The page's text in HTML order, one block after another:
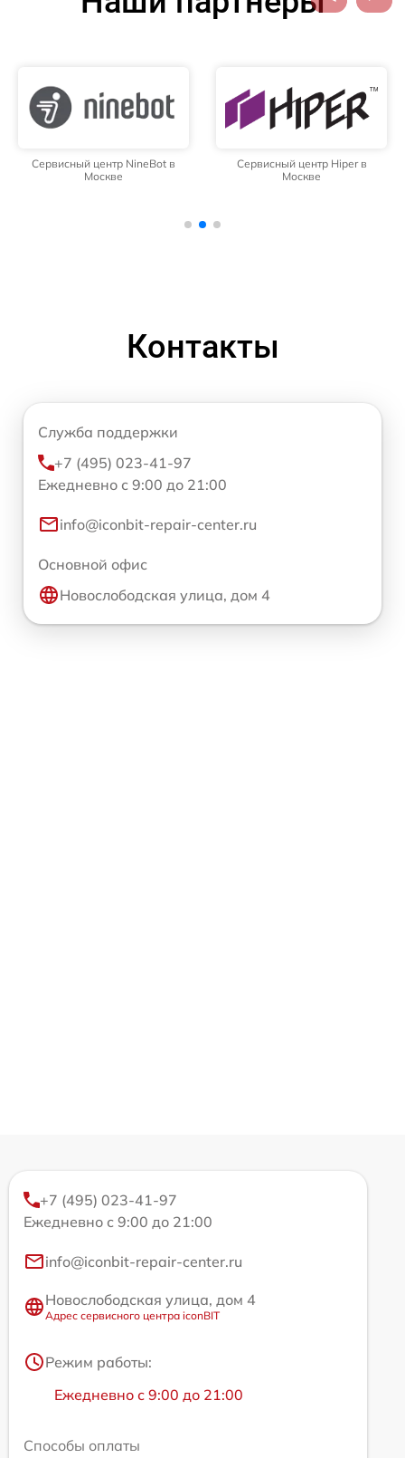
Сервисный центр NineBot в
Москве
Сервисный центр Hiper в
Москве
Контакты
Служба поддержки
+7 (495) 023-41-97
Ежедневно с 9:00 до 21:00
info@iconbit-repair-center.ru
Основной офис
Новослободская улица, дом 4
+7 (495) 023-41-97
Ежедневно с 9:00 до 21:00
info@iconbit-repair-center.ru
Новослободская улица, дом 4
Адрес сервисного центра iconBIT
Режим работы:
Ежедневно с 9:00 до 21:00
Способы оплаты